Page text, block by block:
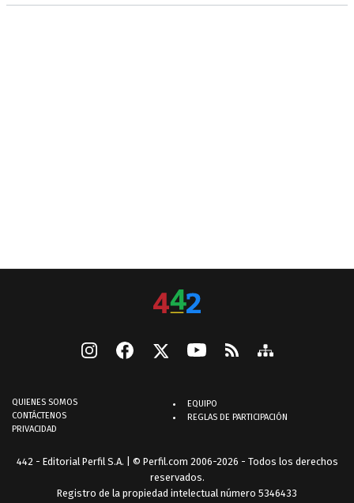
QUIENES SOMOS
CONTÁCTENOS
PRIVACIDAD
EQUIPO
REGLAS DE PARTICIPACIÓN
442 - Editorial Perfil S.A. | © Perfil.com 2006-2026 - Todos los derechos
reservados.
Registro de la propiedad intelectual número 5346433